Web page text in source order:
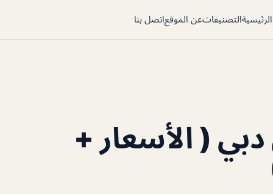
الرئيسيةالتصنيفاتعن الموقعاتصل بنا
( الأسعار +